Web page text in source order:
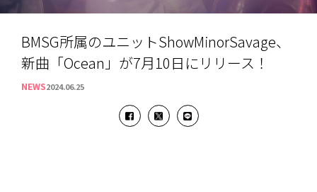
BMSG所属のユニットShowMinorSavage、
新曲「Ocean」が7月10日にリリース！
NEWS2024.06.25